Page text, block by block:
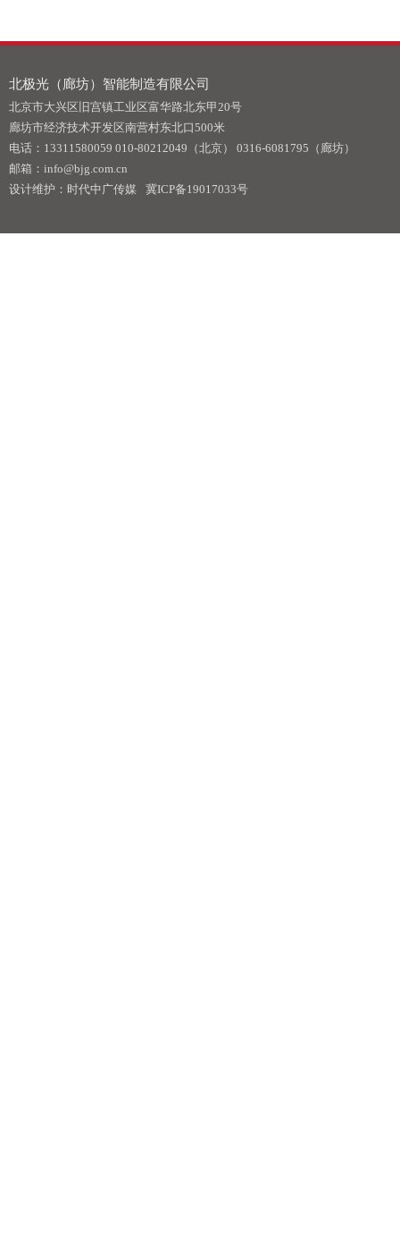
北极光（廊坊）智能制造有限公司
北京市大兴区旧宫镇工业区富华路北东甲20号
廊坊市经济技术开发区南营村东北口500米
电话：13311580059 010-80212049（北京） 0316-6081795（廊坊）
邮箱：info@bjg.com.cn
设计维护：时代中广传媒
冀ICP备19017033号